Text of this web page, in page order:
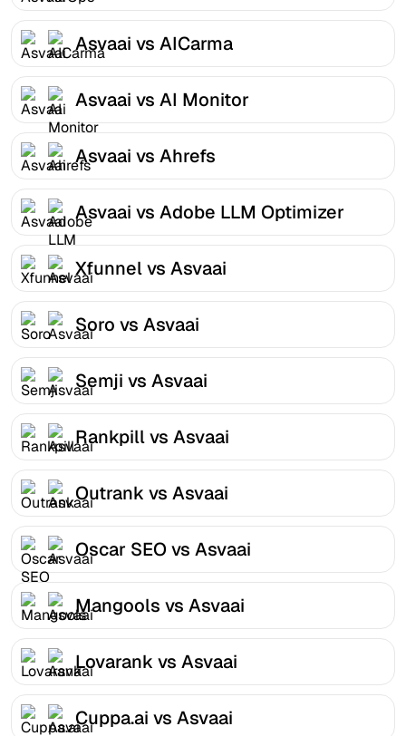
Asvaai vs AICarma
Asvaai vs AI Monitor
Asvaai vs Ahrefs
Asvaai vs Adobe LLM Optimizer
Xfunnel vs Asvaai
Soro vs Asvaai
Semji vs Asvaai
Rankpill vs Asvaai
Outrank vs Asvaai
Oscar SEO vs Asvaai
Mangools vs Asvaai
Lovarank vs Asvaai
Cuppa.ai vs Asvaai